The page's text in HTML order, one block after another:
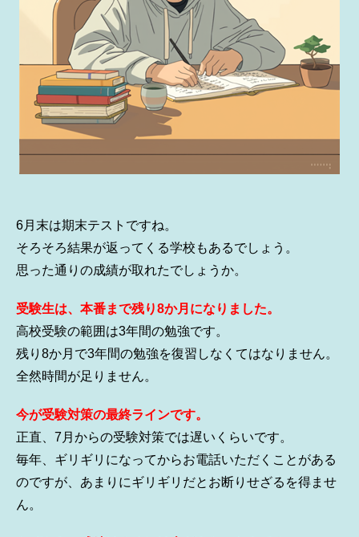
6月末は期末テストですね。
そろそろ結果が返ってくる学校もあるでしょう。
思った通りの成績が取れたでしょうか。
受験生は、本番まで残り8か月になりました。
高校受験の範囲は3年間の勉強です。
残り8か月で3年間の勉強を復習しなくてはなりません。
全然時間が足りません。
今が受験対策の最終ラインです。
正直、7月からの受験対策では遅いくらいです。
毎年、ギリギリになってからお電話いただくことがある
のですが、あまりにギリギリだとお断りせざるを得ませ
ん。